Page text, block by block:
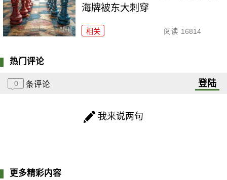
海牌被东大刺穿
相关 阅读 16814
热门评论
0 条评论 登陆
我来说两句
更多精彩内容